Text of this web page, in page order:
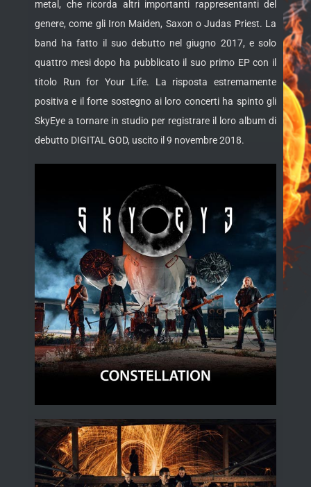
metal, che ricorda altri importanti rappresentanti del
genere, come gli Iron Maiden, Saxon o Judas Priest. La
band ha fatto il suo debutto nel giugno 2017, e solo
quattro mesi dopo ha pubblicato il suo primo EP con il
titolo Run for Your Life. La risposta estremamente
positiva e il forte sostegno ai loro concerti ha spinto gli
SkyEye a tornare in studio per registrare il loro album di
debutto DIGITAL GOD, uscito il 9 novembre 2018.